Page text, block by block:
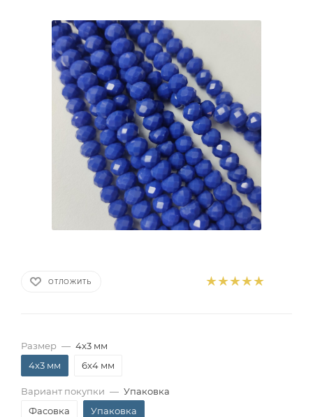
ОТЛОЖИТЬ
Размер — 4x3 мм
4x3 мм
6x4 мм
Вариант покупки — Упаковка
Фасовка
Упаковка